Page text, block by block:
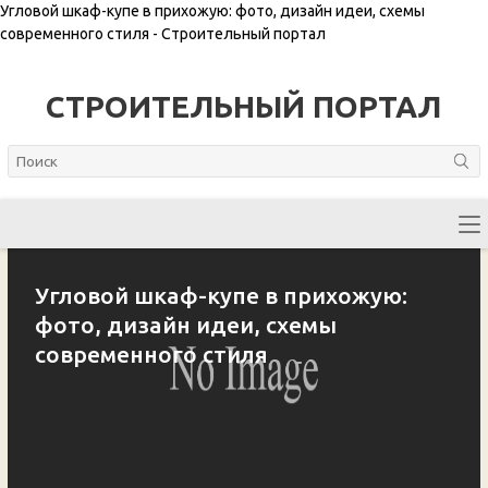
Угловой шкаф-купе в прихожую: фото, дизайн идеи, схемы
современного стиля - Строительный портал
СТРОИТЕЛЬНЫЙ ПОРТАЛ
Угловой шкаф-купе в прихожую:
фото, дизайн идеи, схемы
современного стиля